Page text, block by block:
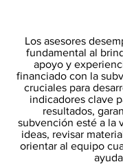
Los asesores
fundamental al
apoyo y
financiado con la
cruciales para
indicadores clave
resultados,
subvención esté a la
ideas, revisar
orientar al equipo